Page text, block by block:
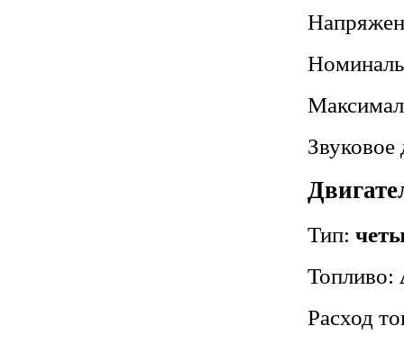
Тип:
Топливо:
Расход